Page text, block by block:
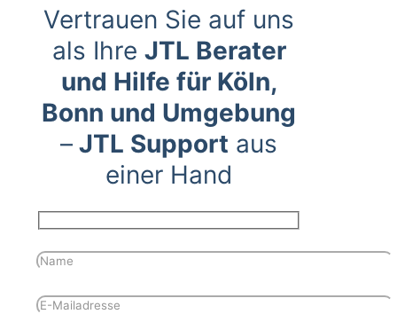
Vertrauen Sie auf uns
als Ihre JTL Berater
und Hilfe für Köln,
Bonn und Umgebung
– JTL Support aus
einer Hand